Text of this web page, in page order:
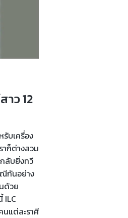
ว 12
รับเครื่อง
ก็ต่างสวม
ลับยิ่งทวี
ณีกันอย่าง
ด้วย
ILC
แต่ละราศี